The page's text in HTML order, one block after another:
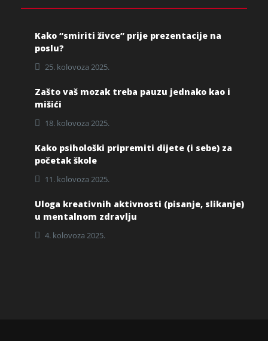
Kako “smiriti živce” prije prezentacije na
poslu?
25. kolovoza 2025.
Zašto vaš mozak treba pauzu jednako kao i
mišići
18. kolovoza 2025.
Kako psihološki pripremiti dijete (i sebe) za
početak škole
11. kolovoza 2025.
Uloga kreativnih aktivnosti (pisanje, slikanje)
u mentalnom zdravlju
4. kolovoza 2025.